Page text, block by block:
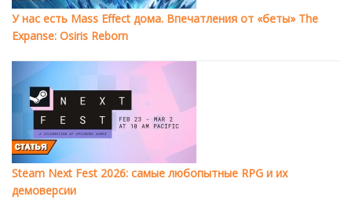
У нас есть Mass Effect дома. Впечатления от «беты» The
Expanse: Osiris Reborn
Steam Next Fest 2026: самые любопытные RPG и их
демоверсии